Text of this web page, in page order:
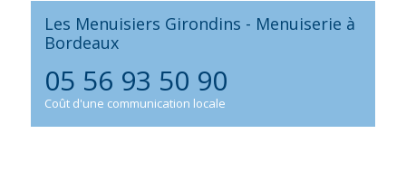
Les Menuisiers Girondins - Menuiserie à
Bordeaux
05 56 93 50 90
Coût d'une communication locale